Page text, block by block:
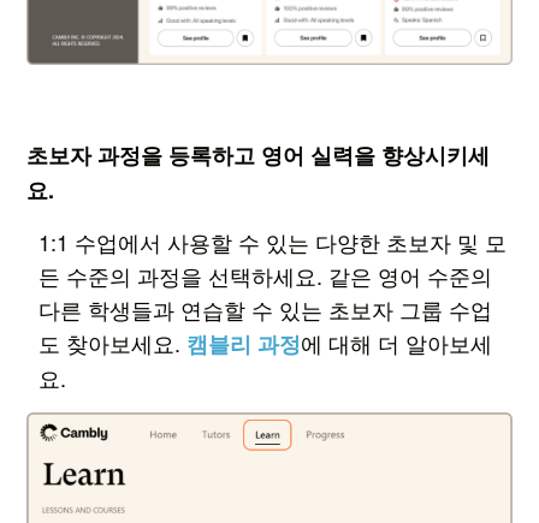
초보자 과정을 등록하고 영어 실력을 향상시키세
요.
1:1 수업에서 사용할 수 있는 다양한 초보자 및 모
든 수준의 과정을 선택하세요. 같은 영어 수준의
다른 학생들과 연습할 수 있는 초보자 그룹 수업
도 찾아보세요. 캠블리 과정에 대해 더 알아보세
요.